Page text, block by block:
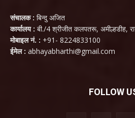
संचालक : बिन्दु अजित
कार्यालय : बी./4 श्रीजीत कलपतरू, अमील्हडीह,
मोबाइल नं. : +91- 8224833100
ईमेल : abhayabharthi@gmail.com
FOLLOW